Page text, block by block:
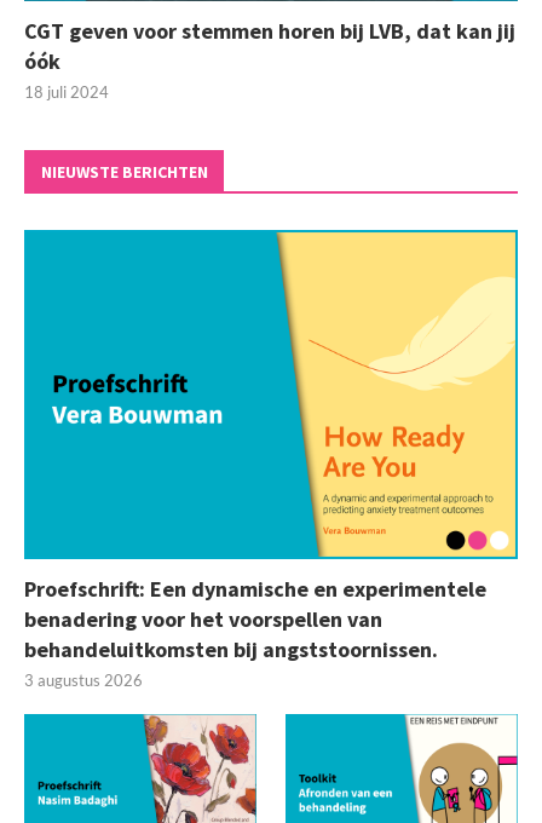
CGT geven voor stemmen horen bij LVB, dat kan jij
óók
18 juli 2024
NIEUWSTE BERICHTEN
Proefschrift: Een dynamische en experimentele
benadering voor het voorspellen van
behandeluitkomsten bij angststoornissen.
3 augustus 2026